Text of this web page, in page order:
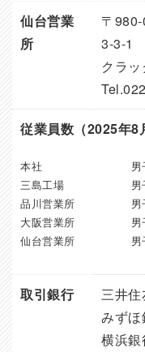
仙台営業
所
〒
3-3-1
クラ
従業員数（2025年8
本社 男
三島工場
男
品川営業所
男
大阪営業所
男
仙台営業所
男
取引銀行
三井
みず
横浜